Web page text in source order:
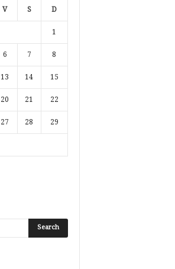
V S D
1
6 7 8
13 14 15
20 21 22
27 28 29